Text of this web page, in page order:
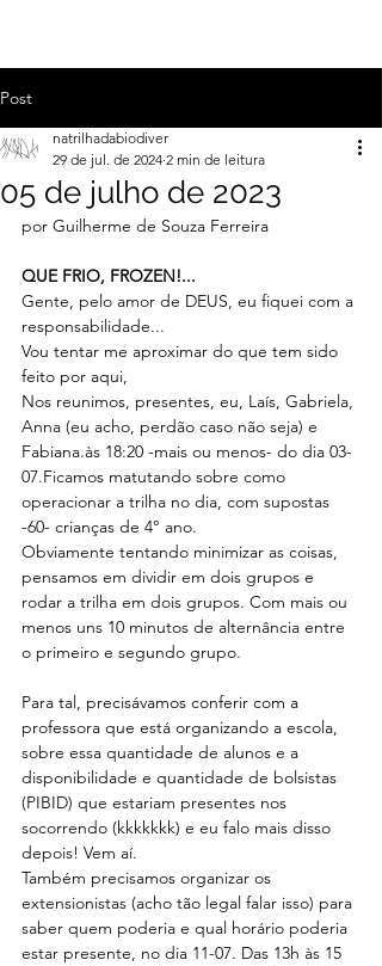
Post
05 de julho de 2023
natrilhadabiodiver
29 de jul. de 2024 2 min de leitura
por Guilherme de Souza Ferreira
QUE FRIO, FROZEN!...
Gente, pelo amor de DEUS, eu fiquei com a
responsabilidade...
Vou tentar me aproximar do que tem sido
feito por aqui,
Nos reunimos, presentes, eu, Laís, Gabriela,
Anna (eu acho, perdão caso não seja) e
Fabiana.às 18:20 -mais ou menos- do dia 03-
07.Ficamos matutando sobre como
operacionar a trilha no dia, com supostas
-60- crianças de 4° ano.
Obviamente tentando minimizar as coisas,
pensamos em dividir em dois grupos e
rodar a trilha em dois grupos. Com mais ou
menos uns 10 minutos de alternância entre
o primeiro e segundo grupo.
Para tal, precisávamos conferir com a
professora que está organizando a escola,
sobre essa quantidade de alunos e a
disponibilidade e quantidade de bolsistas
(PIBID) que estariam presentes nos
socorrendo (kkkkkkk) e eu falo mais disso
depois! Vem aí.
Também precisamos organizar os
extensionistas (acho tão legal falar isso) para
saber quem poderia e qual horário poderia
estar presente, no dia 11-07. Das 13h às 15